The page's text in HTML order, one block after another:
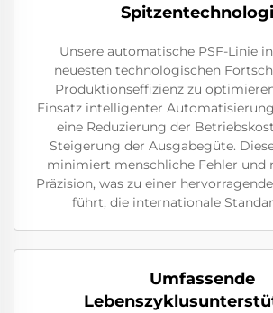
Unsere automatische PSF-Linie
neuesten technologischen
Produktionseffizienz zu
Einsatz intelligenter
eine Reduzierung der
Steigerung der Ausgabegüte.
minimiert menschliche Fehler und
Präzision, was zu einer
führt, die internationale
Umfassende